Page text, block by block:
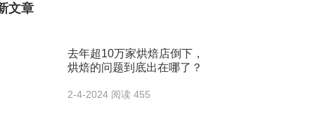
文章
去年超10万家烘焙店倒下，
烘焙的问题到底出在哪了？
2-4-2024 阅读 455